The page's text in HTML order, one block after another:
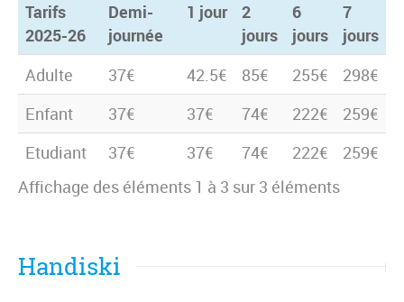
Tarifs
2025-26
Demi-
journée
1 jour
2
jours
6
jours
7
jours
Tarifs
2025-26
Demi-
journée
1 jour
2
jours
6
jours
7
jours
Adulte 37€ 42.5€ 85€ 255€
298€
Enfant
37€ 37€ 74€ 222€
259€
Etudiant
37€ 37€ 74€ 222€
259€
Affichage des éléments 1 à 3 sur 3 éléments
Handiski